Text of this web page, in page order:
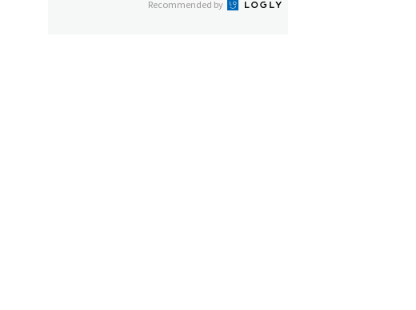
Recommended by